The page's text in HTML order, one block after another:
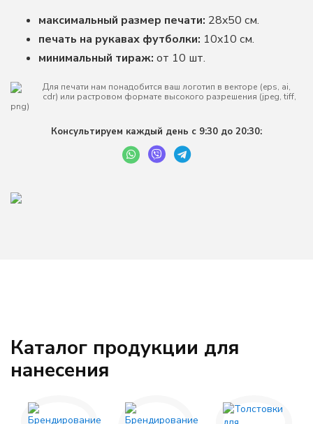
максимальный размер печати: 28x50 см.
печать на рукавах футболки: 10x10 см.
минимальный тираж: от 10 шт.
Для печати нам понадобится ваш логотип в векторе (eps, ai,
cdr) или растровом формате высокого разрешения (jpeg, tiff,
png)
Консультируем каждый день с 9:30 до 20:30:
Каталог продукции для
нанесения